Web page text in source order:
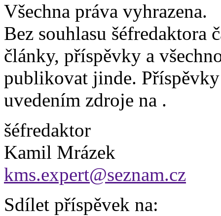
Všechna práva vyhrazena.
Bez souhlasu šéfredaktora
články, příspěvky a
publikovat jinde.
uvedením zdroje na .
šéfredaktor
Kamil Mrázek
kms.expert@seznam.cz
Sdílet příspěvek na: